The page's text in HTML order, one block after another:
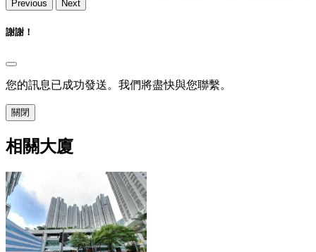
Previous Next
謝謝！
您的訊息已成功發送。我們將盡快與您聯繫。
關閉
相關大廈